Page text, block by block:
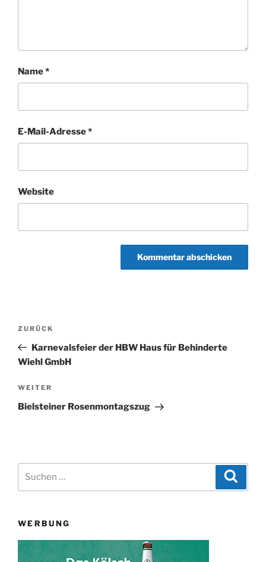
Name*
E-Mail-Adresse*
Website
Beitragsnavigation
Vorheriger
Beitrag
ZURÜCK
Karnevalsfeier der HBW Haus für Behinderte
Wiehl GmbH
Nächster
Beitrag
WEITER
Bielsteiner Rosenmontagszug
WERBUNG